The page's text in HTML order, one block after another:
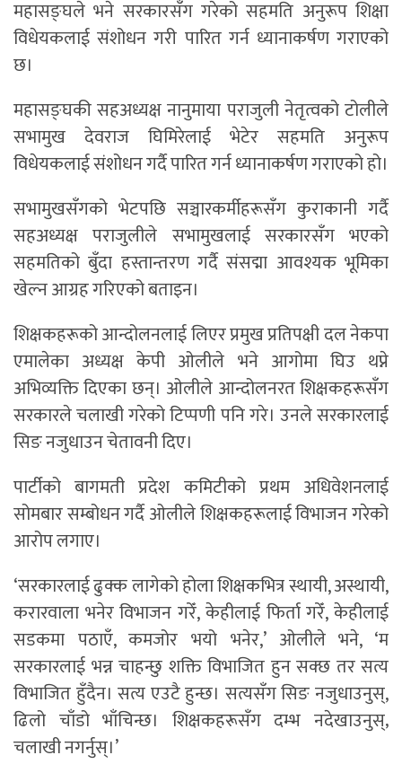
महासङ्घले भने सरकारसँग गरेको सहमति अनुरूप शिक्षा
विधेयकलाई संशोधन गरी पारित गर्न ध्यानाकर्षण गराएको
छ।
महासङ्घकी सहअध्यक्ष नानुमाया पराजुली नेतृत्वको टोलीले
सभामुख देवराज घिमिरेलाई भेटेर सहमति अनुरूप
विधेयकलाई संशोधन गर्दै पारित गर्न ध्यानाकर्षण गराएको हो।
सभामुखसँगको भेटपछि सञ्चारकर्मीहरूसँग कुराकानी गर्दै
सहअध्यक्ष पराजुलीले सभामुखलाई सरकारसँग भएको
सहमतिको बुँदा हस्तान्तरण गर्दै संसद्मा आवश्यक भूमिका
खेल्न आग्रह गरिएको बताइन।
शिक्षकहरूको आन्दोलनलाई लिएर प्रमुख प्रतिपक्षी दल नेकपा
एमालेका अध्यक्ष केपी ओलीले भने आगोमा घिउ थप्ने
अभिव्यक्ति दिएका छन्। ओलीले आन्दोलनरत शिक्षकहरूसँग
सरकारले चलाखी गरेको टिप्पणी पनि गरे। उनले सरकारलाई
सिङ नजुधाउन चेतावनी दिए।
पार्टीको बागमती प्रदेश कमिटीको प्रथम अधिवेशनलाई
सोमबार सम्बोधन गर्दै ओलीले शिक्षकहरूलाई विभाजन गरेको
आरोप लगाए।
‘सरकारलाई ढुक्क लागेको होला शिक्षकभित्र स्थायी, अस्थायी,
करारवाला भनेर विभाजन गरेँ, केहीलाई फिर्ता गरेँ, केहीलाई
सडकमा पठाएँ, कमजोर भयो भनेर,’ ओलीले भने, ‘म
सरकारलाई भन्न चाहन्छु शक्ति विभाजित हुन सक्छ तर सत्य
विभाजित हुँदैन। सत्य एउटै हुन्छ। सत्यसँग सिङ नजुधाउनुस्,
ढिलो चाँडो भाँचिन्छ। शिक्षकहरूसँग दम्भ नदेखाउनुस्‚
चलाखी नगर्नुस्।’